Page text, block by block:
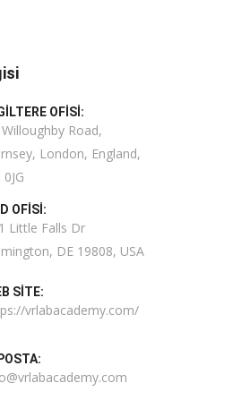
OFISI:
Road,
London, England,
OFISI:
Little Falls Dr
DE 19808, USA
SITE:
vrlabacademy.com/